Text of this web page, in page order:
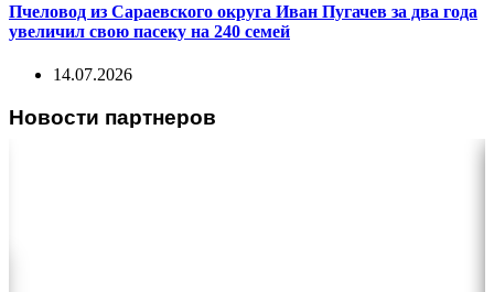
Пчеловод из Сараевского округа Иван Пугачев за два года
увеличил свою пасеку на 240 семей
14.07.2026
Новости партнеров